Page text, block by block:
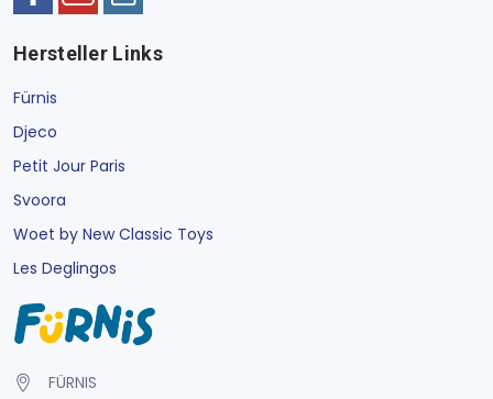
Hersteller Links
Fürnis
Djeco
Petit Jour Paris
Svoora
Woet by New Classic Toys
Les Deglingos
FÜRNIS